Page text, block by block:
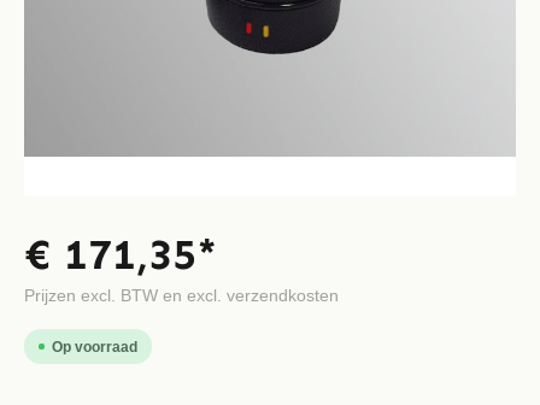
€ 171,35*
Prijzen excl. BTW en excl. verzendkosten
Op voorraad